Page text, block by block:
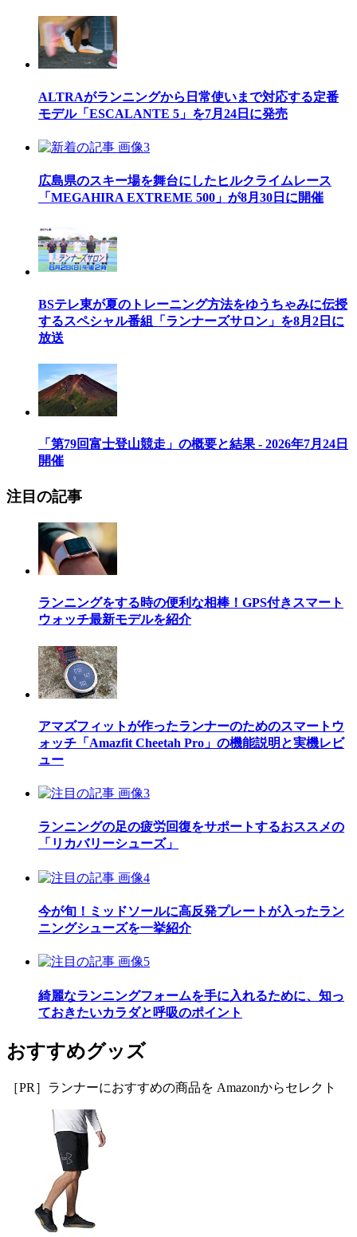
ALTRAがランニングから日常使いまで対応する定番
モデル「ESCALANTE 5」を7月24日に発売
広島県のスキー場を舞台にしたヒルクライムレース
「MEGAHIRA EXTREME 500」が8月30日に開催
BSテレ東が夏のトレーニング方法をゆうちゃみに伝授
するスペシャル番組「ランナーズサロン」を8月2日に
放送
「第79回富士登山競走」の概要と結果 - 2026年7月24日
開催
注目の記事
ランニングをする時の便利な相棒！GPS付きスマート
ウォッチ最新モデルを紹介
アマズフィットが作ったランナーのためのスマートウ
ォッチ「Amazfit Cheetah Pro」の機能説明と実機レビ
ュー
ランニングの足の疲労回復をサポートするおススメの
「リカバリーシューズ」
今が旬！ミッドソールに高反発プレートが入ったラン
ニングシューズを一挙紹介
綺麗なランニングフォームを手に入れるために、知っ
ておきたいカラダと呼吸のポイント
おすすめグッズ
［PR］ランナーにおすすめの商品を Amazonからセレクト